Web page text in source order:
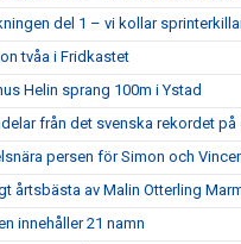
del 1 – vi kollar
tvåa i Fridkastet
Helin sprang 100m i Ystad
från det svenska rekordet på
persen för Simon och
årtsbästa av Malin Otterling
innehåller 21 namn